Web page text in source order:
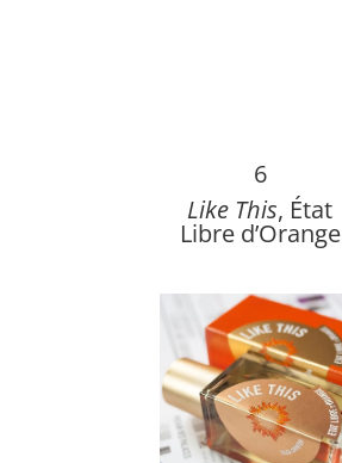
6
Like This, État
Libre d’Orange